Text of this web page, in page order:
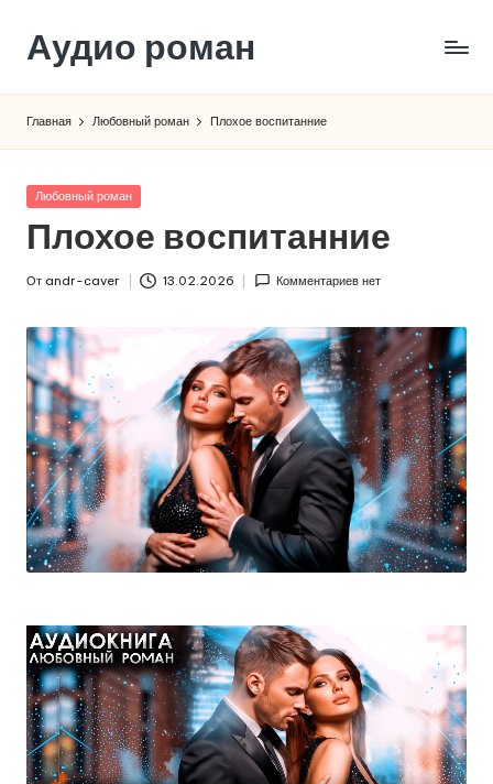
Перейти
содержимому
Аудио роман
Главная Любовный роман Плохое воспитанние
Опубликовано
Любовный роман
Плохое воспитанние
От andr-caver 13.02.2026 Комментариев нет